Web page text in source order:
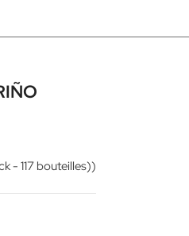
- 117 bouteilles))